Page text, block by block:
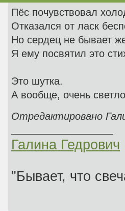
Пёс почувствовал
Отказался от ласк
Но сердец не бывает
Я ему посвятил это
Это шутка.
А вообще, очень
Отредактировано
Галина Гедрович
"Бывает, что